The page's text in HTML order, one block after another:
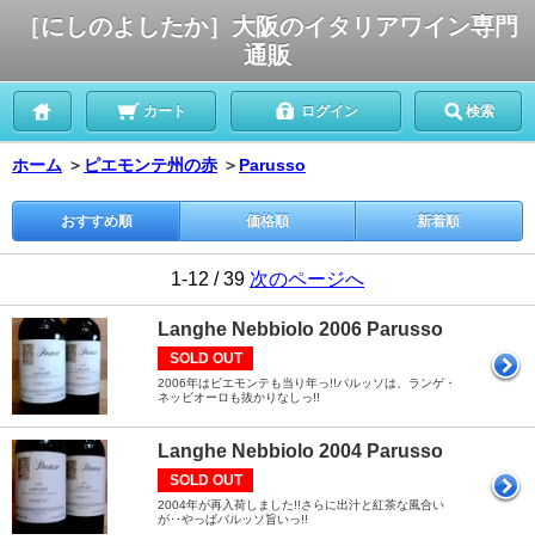
［にしのよしたか］大阪のイタリアワイン専門
通販
カート ログイン 検索
ホーム ＞ ピエモンテ州の赤 ＞ Parusso
おすすめ順 価格順 新着順
1-12 / 39 次のページへ
Langhe Nebbiolo 2006 Parusso
SOLD OUT
2006年はビエモンテも当り年っ!!パルッソは、ランゲ・
ネッビオーロも抜かりなしっ!!
Langhe Nebbiolo 2004 Parusso
SOLD OUT
2004年が再入荷しました!!さらに出汁と紅茶な風合い
が‥やっぱパルッソ旨いっ!!